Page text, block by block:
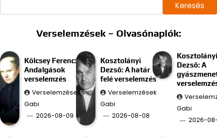
Keresés
Verselemzések – Olvasónaplók:
Kölcsey Ferenc:
Andalgások
verselemzés
Verselemzések
Gabi
2026-08-09
Kosztolányi
Dezső: A határ
felé verselemzés
Verselemzések
Gabi
2026-08-08
Kosztolányi
Dezső: A
Gabi
2026-